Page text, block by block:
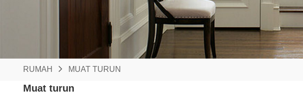
RUMAH MUAT TURUN
Muat turun